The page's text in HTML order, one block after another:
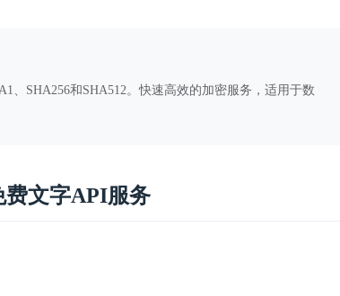
、SHA256和SHA512。快速高效的加密服务，适用于数
费文字API服务